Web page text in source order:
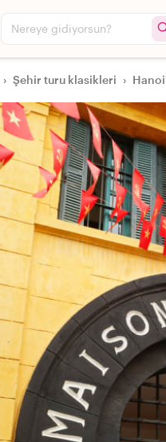
Nereye gidiyorsun?
› Şehir turu klasikleri ›